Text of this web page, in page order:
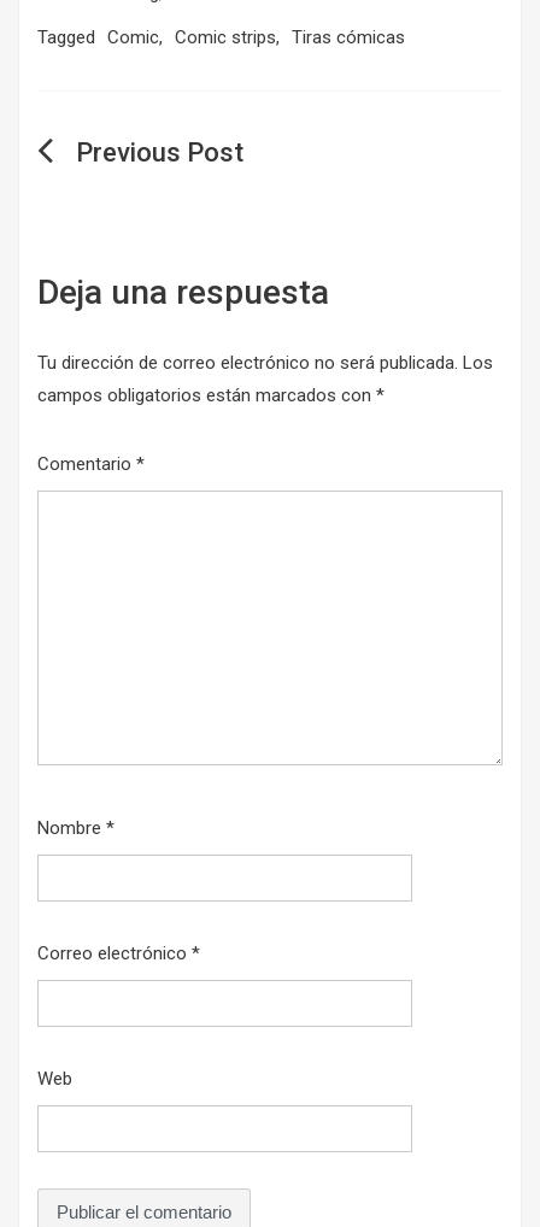
Tagged Comic, Comic strips, Tiras cómicas
Navegación
Deja una respuesta
Tu dirección de correo electrónico no será publicada. Los
campos obligatorios están marcados con *
Comentario *
Nombre *
Correo electrónico *
Web